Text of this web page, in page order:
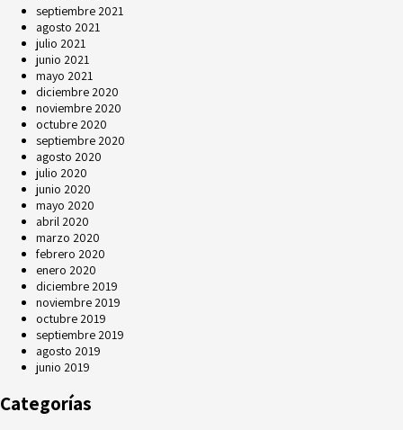
septiembre 2021
agosto 2021
julio 2021
junio 2021
mayo 2021
diciembre 2020
noviembre 2020
octubre 2020
septiembre 2020
agosto 2020
julio 2020
junio 2020
mayo 2020
abril 2020
marzo 2020
febrero 2020
enero 2020
diciembre 2019
noviembre 2019
octubre 2019
septiembre 2019
agosto 2019
junio 2019
Categorías